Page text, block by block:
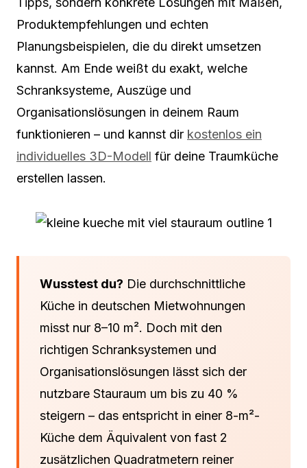
Produktempfehlungen und echten
Planungsbeispielen, die du direkt umsetzen
kannst. Am Ende weißt du exakt, welche
Schranksysteme, Auszüge und
Organisationslösungen in deinem Raum
funktionieren – und kannst dir kostenlos ein
individuelles 3D-Modell für deine Traumküche
erstellen lassen.
Wusstest du? Die durchschnittliche
Küche in deutschen Mietwohnungen
misst nur 8–10 m². Doch mit den
richtigen Schranksystemen und
Organisationslösungen lässt sich der
nutzbare Stauraum um bis zu 40 %
steigern – das entspricht in einer 8-m²-
Küche dem Äquivalent von fast 2
zusätzlichen Quadratmetern reiner